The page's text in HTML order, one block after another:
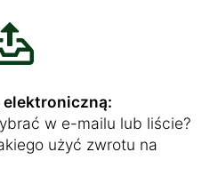
elektroniczną:
w e-mailu lub liście?
użyć zwrotu na